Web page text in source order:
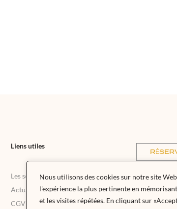
Nous utilisons des cookies sur notre site
l'expérience la plus pertinente en
et les visites répétées. En cliquant sur
Liens utiles
Les soins
Actualités
CGV